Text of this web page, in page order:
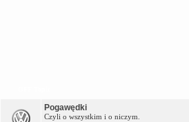
Pogawędki
Czyli o wszystkim i o niczym.